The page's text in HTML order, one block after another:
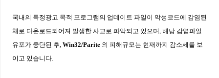
국내의 특정광고 목적 프로그램 의 업데이트 파일이 악성코드에 감염된
채로 다운로드되어져 발생한 사고로 파악되고 있으며, 해당 감염파일
유포가 중단된 후, Win32/Parite 의 피해규모는 현재까지 감소세를 보
이고 있습니다.